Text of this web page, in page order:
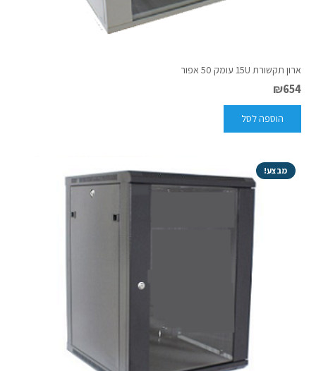
ארון תקשורת 15U עומק 50 אפור
₪654
הוספה לסל
מבצע!